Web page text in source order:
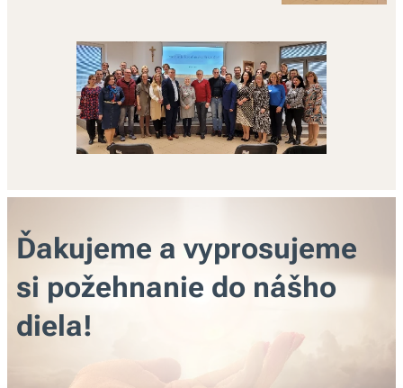
Ďakujeme a vyprosujeme
si požehnanie do nášho
diela!